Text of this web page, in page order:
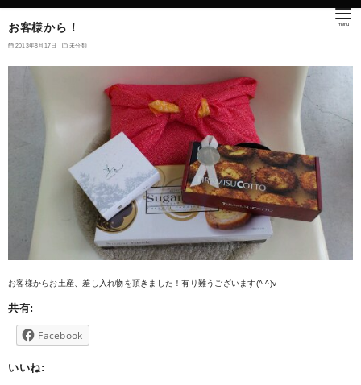
お客様から！
2013年8月17日 未分類
お客様からお土産、差し入れ物を頂きました！有り難うございます(^-^)v
共有:
Facebook
いいね: